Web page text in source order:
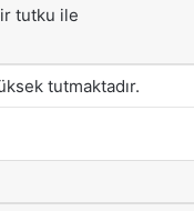
tutku ile
tutmaktadır.